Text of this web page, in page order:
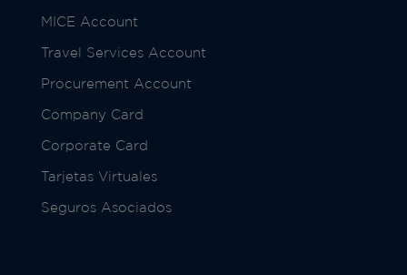
MICE Account
Travel Services Account
Procurement Account
Company Card
Corporate Card
Tarjetas Virtuales
Seguros Asociados